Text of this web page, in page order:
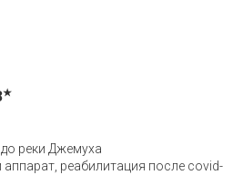
★
реки Джемуха
реабилитация после covid-